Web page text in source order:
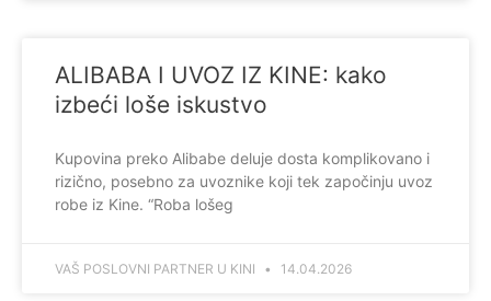
ALIBABA I UVOZ IZ KINE: kako
izbeći loše iskustvo
Kupovina preko Alibabe deluje dosta komplikovano i
rizično, posebno za uvoznike koji tek započinju uvoz
robe iz Kine. “Roba lošeg
VAŠ POSLOVNI PARTNER U KINI 14.04.2026